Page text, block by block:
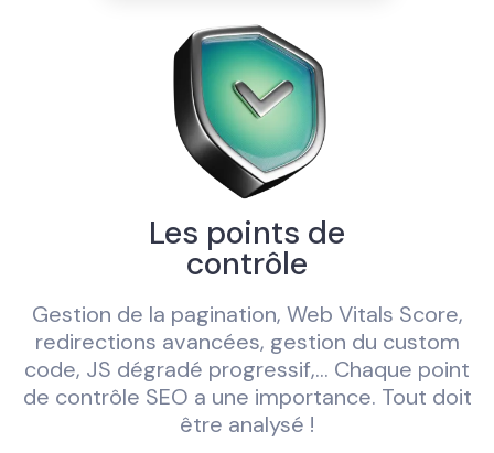
Les points de
contrôle
Gestion de la pagination, Web Vitals Score,
redirections avancées, gestion du custom
code, JS dégradé progressif,... Chaque point
de contrôle SEO a une importance. Tout doit
être analysé !